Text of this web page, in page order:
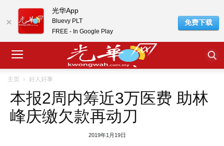
主页 好人好事
本报2周内筹近3万医费 助林
峰庆缴欠款再动刀
2019年1月19日
光华App
Bluevy PLT
FREE - In Google Play
免费下载